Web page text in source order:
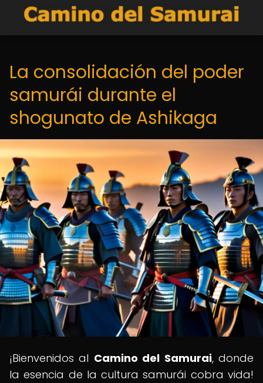
La consolidación del poder
samurái durante el
shogunato de Ashikaga
¡Bienvenidos al Camino del Samurai, donde
la esencia de la cultura samurái cobra vida!